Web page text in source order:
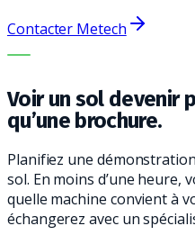
Contacter Metech
LA BONNE MACHINE. LE
Voir un sol devenir
qu’une brochure.
Planifiez une
sol. En moins d’une heure,
quelle machine convient à
échangerez avec un